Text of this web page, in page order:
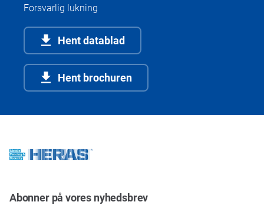
Forsvarlig lukning
Hent datablad
Hent brochuren
Abonner på vores nyhedsbrev